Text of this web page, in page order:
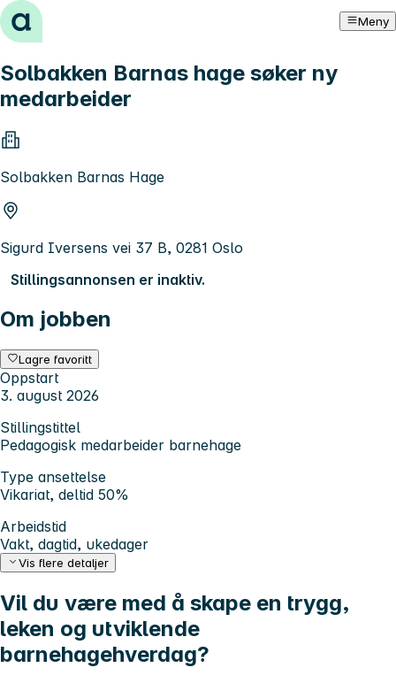
Hopp til innhold Meny
Solbakken Barnas hage søker ny
medarbeider
Solbakken Barnas Hage
Sigurd Iversens vei 37 B, 0281 Oslo
Stillingsannonsen er inaktiv.
Om jobben
Lagre favoritt
Oppstart
3. august 2026
Stillingstittel
Pedagogisk medarbeider barnehage
Type ansettelse
Vikariat, deltid 50%
Arbeidstid
Vakt, dagtid, ukedager
Vis flere detaljer
Vil du være med å skape en trygg,
leken og utviklende
barnehagehverdag?